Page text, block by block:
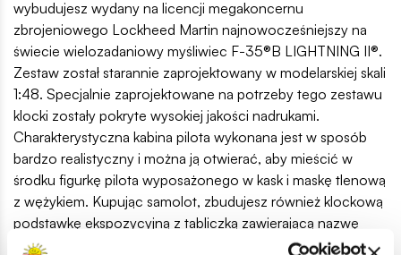
wybudujesz wydany na licencji megakoncernu
zbrojeniowego Lockheed Martin najnowocześniejszy na
świecie wielozadaniowy myśliwiec F-35®B LIGHTNING II®.
Zestaw został starannie zaprojektowany w modelarskiej skali
1:48. Specjalnie zaprojektowane na potrzeby tego zestawu
klocki zostały pokryte wysokiej jakości nadrukami.
Charakterystyczna kabina pilota wykonana jest w sposób
bardzo realistyczny i można ją otwierać, aby mieścić w
środku figurkę pilota wyposażonego w kask i maskę tlenową
z wężykiem. Kupując samolot, zbudujesz również klockową
podstawkę ekspozycyjną z tabliczką zawierającą nazwę
zestawu!